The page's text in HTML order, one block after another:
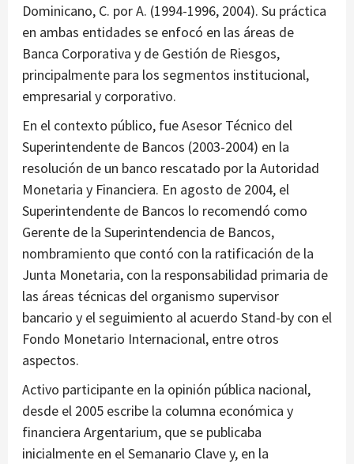
Dominicano, C. por A. (1994-1996, 2004). Su práctica
en ambas entidades se enfocó en las áreas de
Banca Corporativa y de Gestión de Riesgos,
principalmente para los segmentos institucional,
empresarial y corporativo.
En el contexto público, fue Asesor Técnico del
Superintendente de Bancos (2003-2004) en la
resolución de un banco rescatado por la Autoridad
Monetaria y Financiera. En agosto de 2004, el
Superintendente de Bancos lo recomendó como
Gerente de la Superintendencia de Bancos,
nombramiento que contó con la ratificación de la
Junta Monetaria, con la responsabilidad primaria de
las áreas técnicas del organismo supervisor
bancario y el seguimiento al acuerdo Stand-by con el
Fondo Monetario Internacional, entre otros
aspectos.
Activo participante en la opinión pública nacional,
desde el 2005 escribe la columna económica y
financiera Argentarium, que se publicaba
inicialmente en el Semanario Clave y, en la